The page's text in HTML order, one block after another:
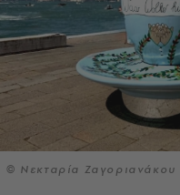
© Νεκταρία Ζαγοριανάκου